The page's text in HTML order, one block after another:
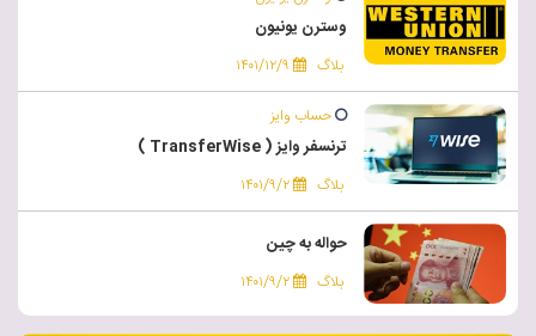
وسترن یونیون
بلاگ ۱۴۰۱/۱۲/۹
حساب وایز
ترنسفر وایز ( TransferWise )
بلاگ ۱۴۰۱/۹/۲
حواله به چین
بلاگ ۱۴۰۱/۹/۲